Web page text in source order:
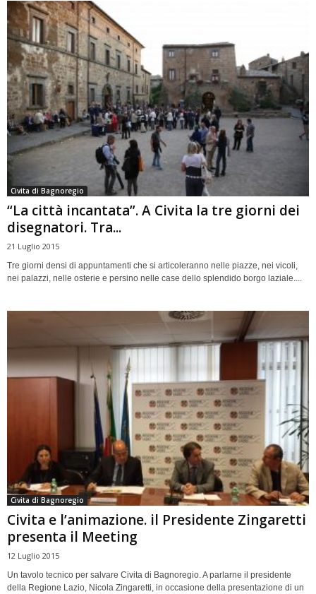
Civita di Bagnoregio
“La città incantata”. A Civita la tre giorni dei
disegnatori. Tra...
21 Luglio 2015
Tre giorni densi di appuntamenti che si articoleranno nelle piazze, nei vicoli,
nei palazzi, nelle osterie e persino nelle case dello splendido borgo laziale....
Civita di Bagnoregio
Civita e l’animazione. il Presidente Zingaretti
presenta il Meeting
12 Luglio 2015
Un tavolo tecnico per salvare Civita di Bagnoregio. A parlarne il presidente
della Regione Lazio, Nicola Zingaretti, in occasione della presentazione di un